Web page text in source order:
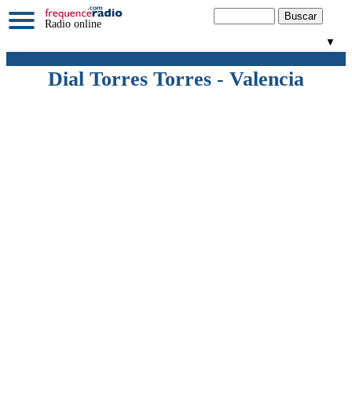
Radio online
▼
Dial Torres Torres - Valencia